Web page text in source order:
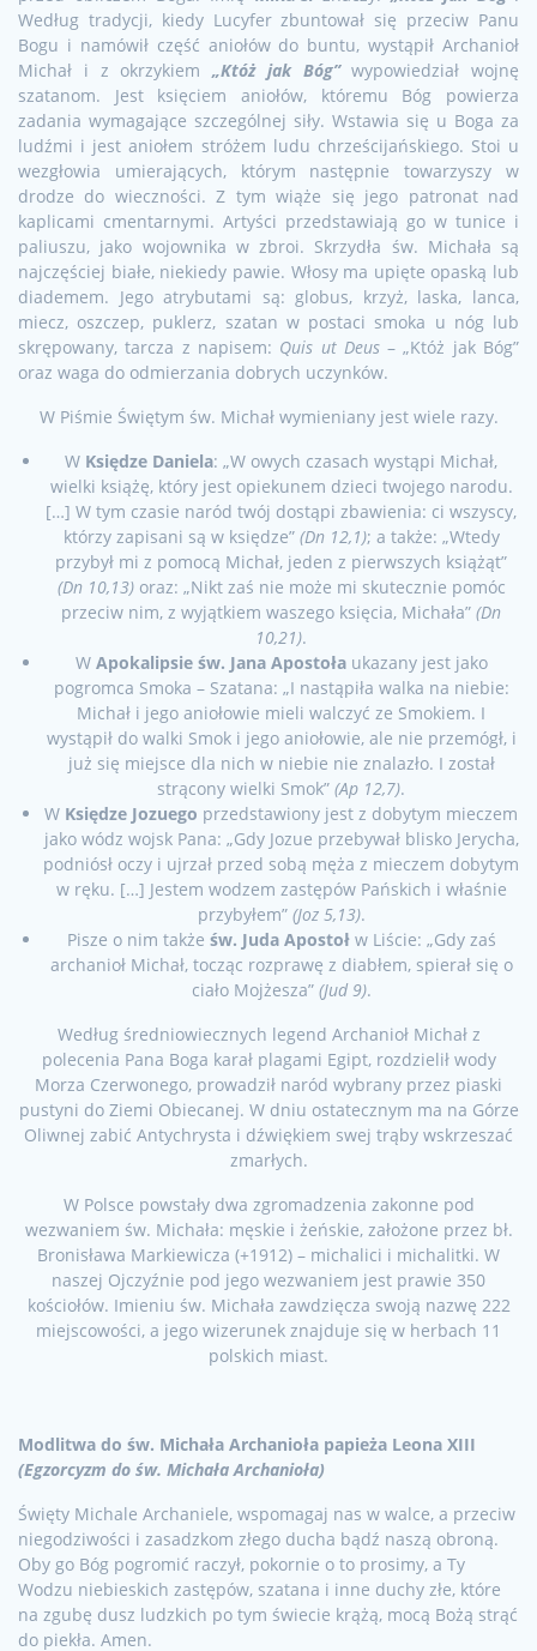
Według tradycji, kiedy Lucyfer zbuntował się przeciw Panu
Bogu i namówił część aniołów do buntu, wystąpił Archanioł
Michał i z okrzykiem „Któż jak Bóg”wypowiedział wojnę
szatanom. Jest księciem aniołów, któremu Bóg powierza
zadania wymagające szczególnej siły. Wstawia się u Boga za
ludźmi i jest aniołem stróżem ludu chrześcijańskiego. Stoi u
wezgłowia umierających, którym następnie towarzyszy w
drodze do wieczności. Z tym wiąże się jego patronat nad
kaplicami cmentarnymi. Artyści przedstawiają go w tunice i
paliuszu, jako wojownika w zbroi. Skrzydła św. Michała są
najczęściej białe, niekiedy pawie. Włosy ma upięte opaską lub
diademem. Jego atrybutami są: globus, krzyż, laska, lanca,
miecz, oszczep, puklerz, szatan w postaci smoka u nóg lub
skrępowany, tarcza z napisem: Quis ut Deus– „Któż jak Bóg”
oraz waga do odmierzania dobrych uczynków.
W Piśmie Świętym św. Michał wymieniany jest wiele razy.
W Księdze Daniela: „W owych czasach wystąpi Michał,
wielki książę, który jest opiekunem dzieci twojego narodu.
[…] W tym czasie naród twój dostąpi zbawienia: ci wszyscy,
którzy zapisani są w księdze” (Dn 12,1); a także: „Wtedy
przybył mi z pomocą Michał, jeden z pierwszych książąt”
(Dn 10,13)oraz: „Nikt zaś nie może mi skutecznie pomóc
przeciw nim, z wyjątkiem waszego księcia, Michała” (Dn
10,21).
W Apokalipsie św. Jana Apostołaukazany jest jako
pogromca Smoka – Szatana: „I nastąpiła walka na niebie:
Michał i jego aniołowie mieli walczyć ze Smokiem. I
wystąpił do walki Smok i jego aniołowie, ale nie przemógł, i
już się miejsce dla nich w niebie nie znalazło. I został
strącony wielki Smok” (Ap 12,7).
W Księdze Jozuego przedstawiony jest z dobytym mieczem
jako wódz wojsk Pana: „Gdy Jozue przebywał blisko Jerycha,
podniósł oczy i ujrzał przed sobą męża z mieczem dobytym
w ręku. […] Jestem wodzem zastępów Pańskich i właśnie
przybyłem” (Joz 5,13).
Pisze o nim także św. Juda Apostołw Liście: „Gdy zaś
archanioł Michał, tocząc rozprawę z diabłem, spierał się o
ciało Mojżesza” (Jud 9).
Według średniowiecznych legend Archanioł Michał z
polecenia Pana Boga karał plagami Egipt, rozdzielił wody
Morza Czerwonego, prowadził naród wybrany przez piaski
pustyni do Ziemi Obiecanej. W dniu ostatecznym ma na Górze
Oliwnej zabić Antychrysta i dźwiękiem swej trąby wskrzeszać
zmarłych.
W Polsce powstały dwa zgromadzenia zakonne pod
wezwaniem św. Michała: męskie i żeńskie, założone przez bł.
Bronisława Markiewicza (+1912) – michalici i michalitki. W
naszej Ojczyźnie pod jego wezwaniem jest prawie 350
kościołów. Imieniu św. Michała zawdzięcza swoją nazwę 222
miejscowości, a jego wizerunek znajduje się w herbach 11
polskich miast.
Modlitwa do św. Michała Archanioła papieża Leona XIII
(Egzorcyzm do św. Michała Archanioła)
Święty Michale Archaniele, wspomagaj nas w walce, a przeciw
niegodziwości i zasadzkom złego ducha bądź naszą obroną.
Oby go Bóg pogromić raczył, pokornie o to prosimy, a Ty
Wodzu niebieskich zastępów, szatana i inne duchy złe, które
na zgubę dusz ludzkich po tym świecie krążą, mocą Bożą strąć
do piekła. Amen.